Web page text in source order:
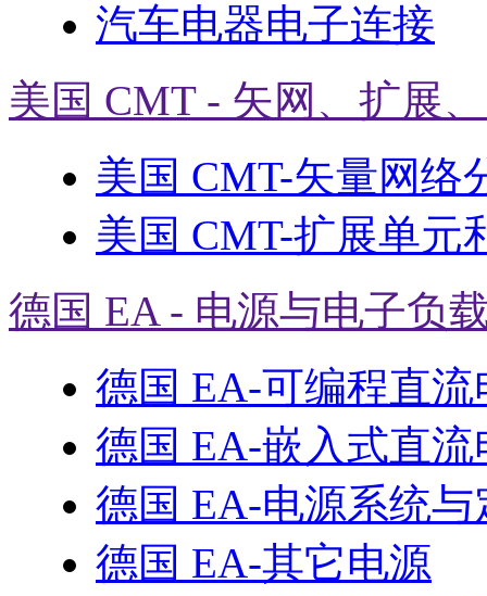
汽车电器电子连接
美国 CMT - 矢网、扩展
美国 CMT-矢量网络
美国 CMT-扩展单元
德国 EA - 电源与电子负
德国 EA-可编程直流
德国 EA-嵌入式直流
德国 EA-电源系统与
德国 EA-其它电源